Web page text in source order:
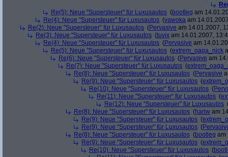
Re(5): Neue "Supersteuer" für Luxusautos (bootleg am
Re(4): Neue "Supersteuer" für Luxusautos (vawoka am
Re(2): Neue "Supersteuer" für Luxusautos (Pervasive am 14.01.2007,
Re(3): Neue "Supersteuer" für Luxusautos (tuvix am 14.01.2007,
Re(4): Neue "Supersteuer" für Luxusautos (Pervasive am
Re(5): Neue "Supersteuer" für Luxusautos (extrem_oaga_nick
Re(6): Neue "Supersteuer" für Luxusautos (Pervasive am
Re(7): Neue "Supersteuer" für Luxusautos (
Re(8): Neue "Supersteuer" für Luxusautos (Pervasive
Re(9): Neue "Supersteuer" für Luxusautos (
Re(10): Neue "Supersteuer" für Luxusautos (
Re(11): Neue "Supersteuer" für Luxusautos (
Re(12): Neue "Supersteuer" für Luxusautos
Re(8): Neue "Supersteuer" für Luxusautos (hariw am
Re(9): Neue "Supersteuer" für Luxusautos (
Re(9): Neue "Supersteuer" für Luxusautos (
Re(8): Neue "Supersteuer" für Luxusautos (bootleg am
Re(9): Neue "Supersteuer" für Luxusautos (
Re(10): Neue "Supersteuer" für Luxusautos (